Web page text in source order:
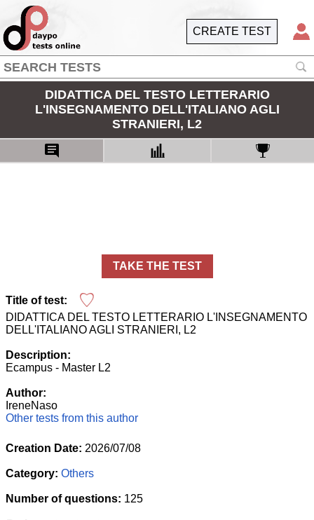
CREATE TEST
DIDATTICA DEL TESTO LETTERARIO
L'INSEGNAMENTO DELL'ITALIANO AGLI
STRANIERI, L2
TAKE THE TEST
Title of test:
DIDATTICA DEL TESTO LETTERARIO L'INSEGNAMENTO
DELL'ITALIANO AGLI STRANIERI, L2
Description:
Ecampus - Master L2
Author:
IreneNaso
Other tests from this author
Creation Date: 2026/07/08
Category: Others
Number of questions: 125